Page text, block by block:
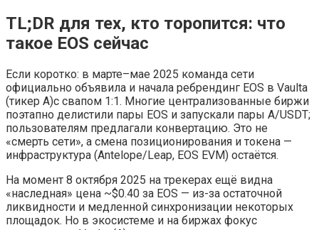
TL;DR для тех, кто торопится: что
такое EOS сейчас
Если коротко: в марте–мае 2025 команда сети
официально объявила и начала ребрендинг EOS в Vaulta
(тикер A)с свапом 1:1. Многие централизованные биржи
поэтапно делистили пары EOS и запускали пары A/USDT;
пользователям предлагали конвертацию. Это не
«смерть сети», а смена позиционирования и токена —
инфраструктура (Antelope/Leap, EOS EVM) остаётся.
На момент 8 октября 2025 на трекерах ещё видна
«наследная» цена ~$0.40 за EOS — из-за остаточной
ликвидности и медленной синхронизации некоторых
площадок. Но в экосистеме и на биржах фокус